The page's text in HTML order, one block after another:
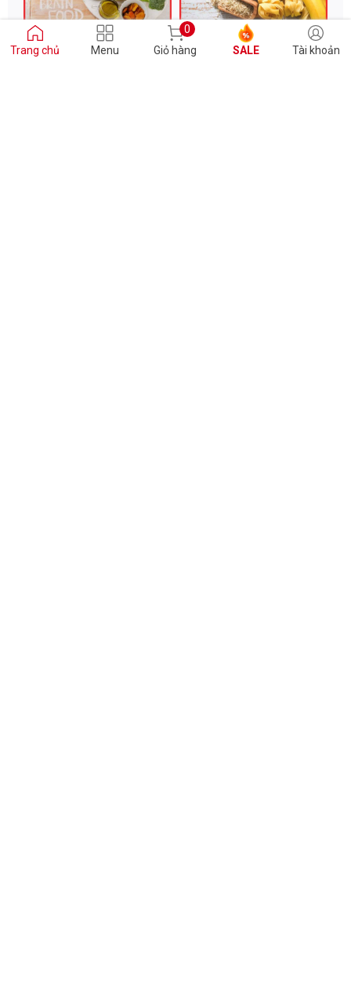
Ăn gì bổ não? Gợi ý 17 thực
phẩm tốt nhất cho não bộ
Tinh bột chậm là gì? Có gì
khác với tinh bột nhanh?
Trang chủ Menu
0
Giỏ hàng
SALE Tài khoản